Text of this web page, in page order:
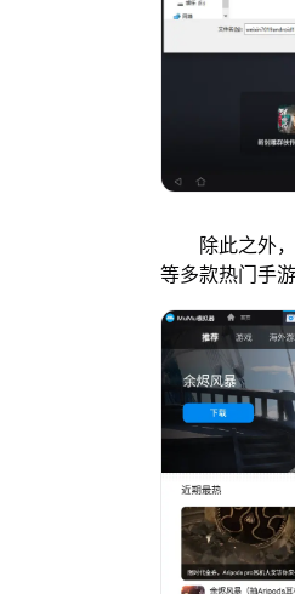
除此之外，
等多款热门手